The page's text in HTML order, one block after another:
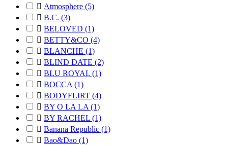
 Atmosphere (5)
 B.C. (3)
 BELOVED (1)
 BETTY&CO (4)
 BLANCHE (1)
 BLIND DATE (2)
 BLU ROYAL (1)
 BOCCA (1)
 BODYFLIRT (4)
 BY O LA LA (1)
 BY RACHEL (1)
 Banana Republic (1)
 Bao&Dao (1)